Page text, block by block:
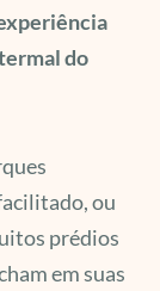
do
ou
prédios
em suas